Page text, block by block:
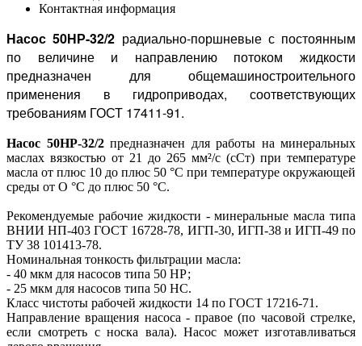
Контактная информация
Насос 50НР-32/2 радиально-поршневые с постоянным
по величине и направлению потоком жидкости
предназначен для общемашиностроительного
применения в гидроприводах, соответствующих
требованиям ГОСТ 17411-91.
Насос 50НР-32/2предназначен для работы на минеральных
маслах вязкостью от 21 до 265 мм²/с (сСт) при температуре
масла от плюс 10 до плюс 50 °С при температуре окружающей
среды от О °С до плюс 50 °С.
Рекомендуемые рабочие жидкости - минеральные масла типа
ВНИИ НП-403 ГОСТ 16728-78, ИГП-30, ИГП-38 и ИГП-49 по
ТУ 38 101413-78.
Номинальная тонкость фильтрации масла:
- 40 мкм для насосов типа 50 НР;
- 25 мкм для насосов типа 50 НС.
Класс чистоты рабочей жидкости 14 по ГОСТ 17216-71.
Направление вращения насоса - правое (по часовой стрелке,
если смотреть с носка вала). Насос может изготавливаться